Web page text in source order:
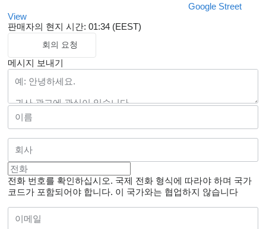
Google Street
View
판매자의 현지 시간: 01:34 (EEST)
회의 요청
메시지 보내기
전화 번호를 확인하십시오. 국제 전화 형식에 따라야 하며 국가
코드가 포함되어야 합니다. 이 국가와는 협업하지 않습니다